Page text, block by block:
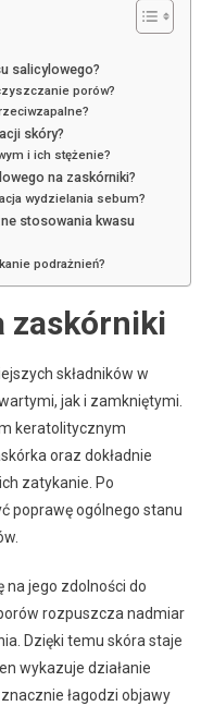
salicylowego?
porów?
skóry?
i ich stężenie?
na zaskórniki?
wydzielania sebum?
stosowania kwasu
podrażnień?
zaskórniki
składników w
jak i zamkniętymi.
keratolitycznym
oraz dokładnie
zatykanie. Po
poprawę ogólnego stanu
na jego zdolności do
rozpuszcza nadmiar
Dzięki temu skóra staje
wykazuje działanie
łagodzi objawy